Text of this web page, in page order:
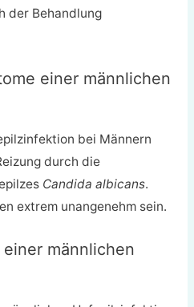
der Behandlung
einer männlichen
bei Männern
durch die
Candida albicans.
extrem unangenehm sein.
männlichen